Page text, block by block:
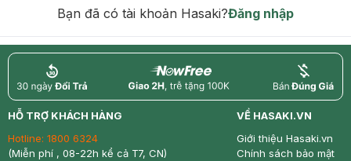
Bạn đã có tài khoản Hasaki?Đăng nhập
return nowfree price
HỖ TRỢ KHÁCH HÀNG
Hotline: 1800 6324
(Miễn phí , 08-22h kể cả T7, CN)
VỀ HASAKI.VN
Giới thiệu Hasaki.vn
Chính sách bảo mật